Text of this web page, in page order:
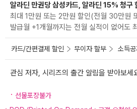
알라딘 만권당 삼성카드, 알라딘 15% 청구
최대 1만원 또는 2만원 할인(전월 30만원
발급월 +1개월까지는 전월 실적이 없어도
카드/간편결제 할인 무이자 할부 소득
관심 저자, 시리즈의 출간 알림을 받아보세
선물포장불가